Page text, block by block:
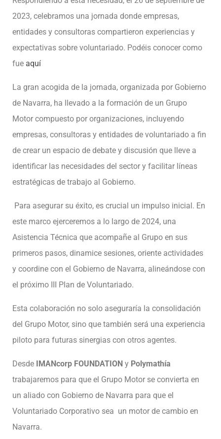
2023, celebramos una jornada donde empresas,
entidades y consultoras compartieron experiencias y
expectativas sobre voluntariado. Podéis conocer como
fue aquí
La gran acogida de la jornada, organizada por Gobierno
de Navarra, ha llevado a la formación de un Grupo
Motor compuesto por organizaciones, incluyendo
empresas, consultoras y entidades de voluntariado a fin
de crear un espacio de debate y discusión que lleve a
identificar las necesidades del sector y facilitar líneas
estratégicas de trabajo al Gobierno.
Para asegurar su éxito, es crucial un impulso inicial. En
este marco ejerceremos a lo largo de 2024, una
Asistencia Técnica que acompañe al Grupo en sus
primeros pasos, dinamice sesiones, oriente actividades
y coordine con el Gobierno de Navarra, alineándose con
el próximo III Plan de Voluntariado.
Esta colaboración no solo aseguraría la consolidación
del Grupo Motor, sino que también será una experiencia
piloto para futuras sinergias con otros agentes.
Desde IMANcorp FOUNDATION y Polymathía
trabajaremos para que el Grupo Motor se convierta en
un aliado con Gobierno de Navarra para que el
Voluntariado Corporativo sea un motor de cambio en
Navarra.